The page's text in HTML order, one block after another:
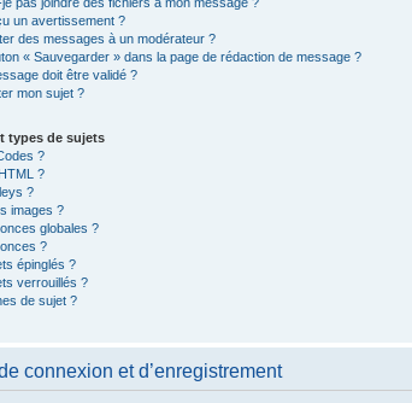
un avertissement ?
des messages à un modérateur ?
« Sauvegarder » dans la page de rédaction de message ?
doit être validé ?
mon sujet ?
types de sujets
?
?
?
images ?
globales ?
?
épinglés ?
verrouillés ?
de sujet ?
connexion et d’enregistrement